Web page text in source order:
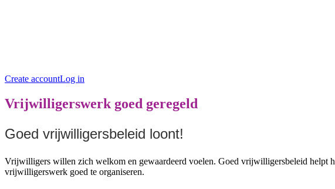
Create accountLog in
Vrijwilligerswerk goed geregeld
Goed vrijwilligersbeleid loont!
Vrijwilligers willen zich welkom en gewaardeerd voelen. Goed vrijwilligersbeleid helpt
vrijwilligerswerk goed te organiseren.